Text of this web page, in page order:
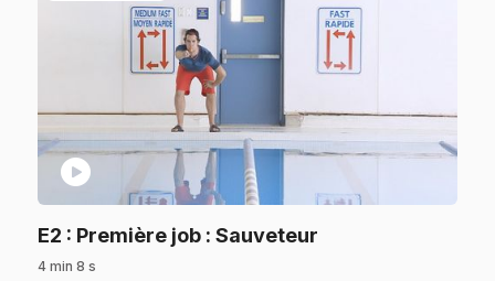
play_circle
E2 : Première job : Sauveteur
4 min 8 s